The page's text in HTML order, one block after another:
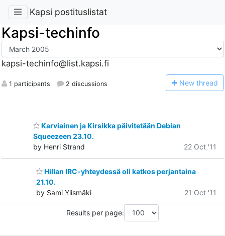
Kapsi postituslistat
Kapsi-techinfo
kapsi-techinfo@list.kapsi.fi
1 participants 2 discussions New thread
Karviainen ja Kirsikka päivitetään Debian
Squeezeen 23.10.
by Henri Strand
22 Oct '11
Hillan IRC-yhteydessä oli katkos perjantaina
21.10.
by Sami Ylismäki
21 Oct '11
Results per page: